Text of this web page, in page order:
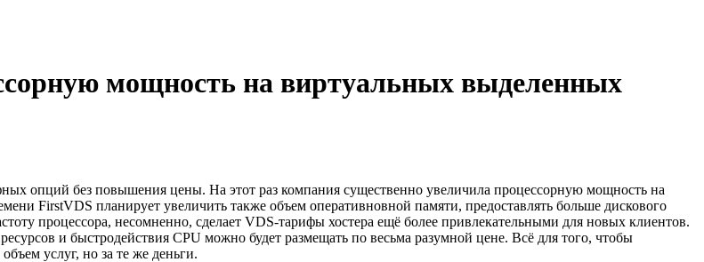
мощность на виртуальных выделенных
опций без повышения цены. На этот раз компания существенно увеличила процессорную мощность на
FirstVDS планирует увеличить также объем оперативновной памяти, предоставлять больше дискового
процессора, несомненно, сделает VDS-тарифы хостера ещё более привлекательными для новых клиентов.
и быстродействия CPU можно будет размещать по весьма разумной цене. Всё для того, чтобы
услуг, но за те же деньги.